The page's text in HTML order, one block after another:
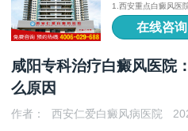
1.西安重点白癜风医
在线咨询
咸阳专科治疗白癜风医院
么原因
作者： 西安仁爱白癜风病医院